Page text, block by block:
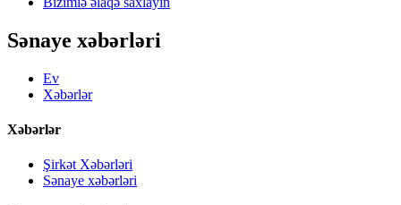
Sənaye xəbərləri
Ev
Xəbərlər
Xəbərlər
Şirkət Xəbərləri
Sənaye xəbərləri